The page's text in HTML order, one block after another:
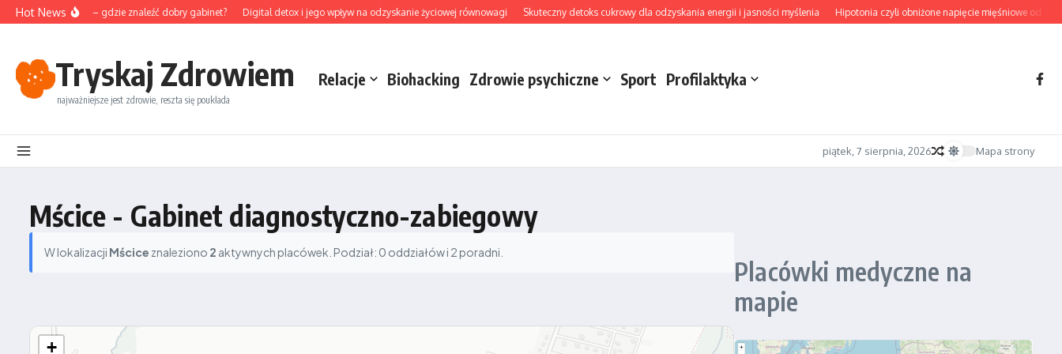
Przejdź do treści
Hot News
na Śląsku – gdzie znaleźć dobry gabinet? Digital detox i jego wpływ na odzyskanie życiowej równowagi Skuteczny detoks cukrowy dla odzyskania energii i jasności myślenia Hipotonia czyli obniżone napięcie mięśniowe od
Tryskaj Zdrowiem
najważniejsze jest zdrowie, reszta się poukłada
Relacje Biohacking Zdrowie psychiczne Sport Profilaktyka
piątek, 7 sierpnia, 2026 Mapa strony
Mścice - Gabinet diagnostyczno-zabiegowy
W lokalizacji Mścice znaleziono 2 aktywnych placówek. Podział: 0 oddziałów i 2 poradni.
+
Placówki medyczne na
mapie